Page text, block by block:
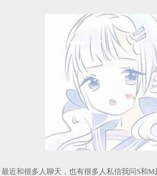
最近和很多人聊天，也有很多人私信我问S和M